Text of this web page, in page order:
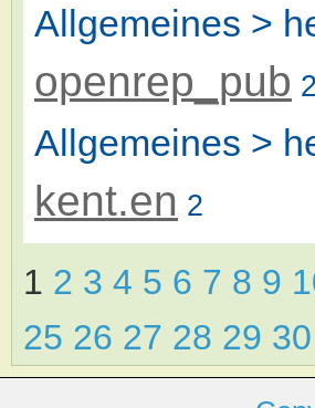
Allgemeines >
openrep_pub 2
Allgemeines >
kent.en 2
1 2 3 4 5 6 7 8 9
25 26 27 28 29 30